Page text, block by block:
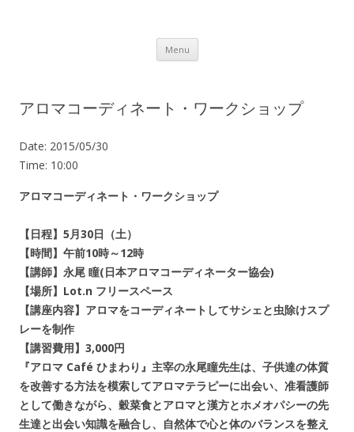
Menu Skip to content
アロマコーディネート・ワークショップ
Date: 2015/05/30
Time: 10:00
アロマコーディネート・ワークショップ
【日程】5月30日（土）
【時間】午前10時～12時
【講師】永尾 瞳(日本アロマコーディネーター協会)
【場所】Lot.n フリースペース
【講座内容】アロマをコーディネートしてサシェと虫除けスプ
レーを制作
【講習費用】3,000円
『アロマ Café ひまわり』主宰の永尾瞳先生は、子供達の体質
を改善する方法を模索してアロマテラピーに出会い、准看護師
として働きながら、穀菜食とアロマと漢方とホメオパシーの先
生達と出会い知識を融合し、自然体で心と体のバランスを整え